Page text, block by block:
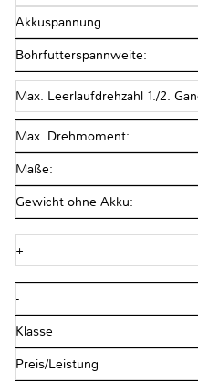
Akkuspannung
Bohrfutterspannweite:
Max. Leerlaufdrehzahl 1./2.
Max. Drehmoment:
Maße:
Gewicht ohne Akku:
+
-
Klasse
Preis/Leistung